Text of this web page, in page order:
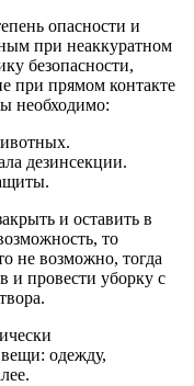
опасности и
при неаккуратном
безопасности,
при прямом контакте
необходимо:
дезинсекции.
и оставить в
то
не возможно, тогда
и провести уборку с
одежду,